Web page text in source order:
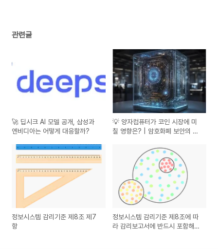
관련글
🚀 딥시크 AI 모델 공개, 삼성과
엔비디아는 어떻게 대응할까?
💡 양자컴퓨터가 코인 시장에 미
칠 영향은? | 암호화폐 보안의 위
정보시스템 감리기준 제8조 제7
항
정보시스템 감리기준 제8조에 따
라 감리보고서에 반드시 포함해야